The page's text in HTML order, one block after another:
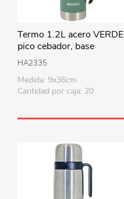
Termo 1.2L acero VERDE
pico cebador, base
antideslizante, Berlina
HA2335
Medida: 9x36cm
Cantidad por caja: 20